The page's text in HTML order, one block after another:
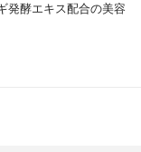
発酵エキス配合の美容